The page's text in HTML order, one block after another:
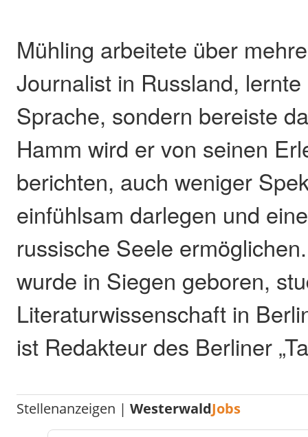
Mühling arbeitete über
Journalist in Russland,
Sprache, sondern bereiste
Hamm wird er von seinen
berichten, auch weniger
einfühlsam darlegen und
russische Seele
wurde in Siegen geboren,
Literaturwissenschaft in
ist Redakteur des Berliner
Stellenanzeigen |WesterwaldJobs